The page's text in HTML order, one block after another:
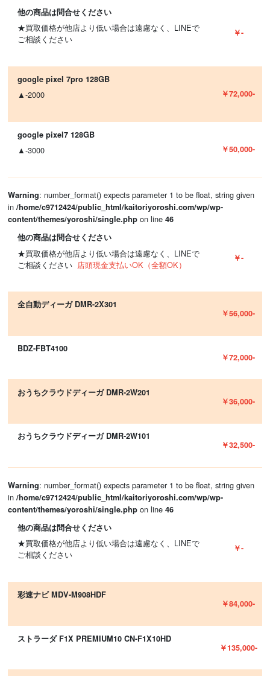
他の商品は問合せください
★買取価格が他店より低い場合は遠慮なく、LINEで
ご相談ください
￥-
google pixel 7pro 128GB
▲-2000 ￥72,000-
google pixel7 128GB
▲-3000 ￥50,000-
Warning: number_format() expects parameter 1 to be float, string given
in /home/c9712424/public_html/kaitoriyoroshi.com/wp/wp-
content/themes/yoroshi/single.phpon line 46
他の商品は問合せください
★買取価格が他店より低い場合は遠慮なく、LINEで
ご相談ください 店頭現金支払いOK（全額OK）
￥-
全自動ディーガ DMR-2X301
￥56,000-
BDZ-FBT4100
￥72,000-
おうちクラウドディーガ DMR-2W201
￥36,000-
おうちクラウドディーガ DMR-2W101
￥32,500-
Warning: number_format() expects parameter 1 to be float, string given
in /home/c9712424/public_html/kaitoriyoroshi.com/wp/wp-
content/themes/yoroshi/single.phpon line 46
他の商品は問合せください
★買取価格が他店より低い場合は遠慮なく、LINEで
ご相談ください
￥-
彩速ナビ MDV-M908HDF
￥84,000-
ストラーダ F1X PREMIUM10 CN-F1X10HD
￥135,000-